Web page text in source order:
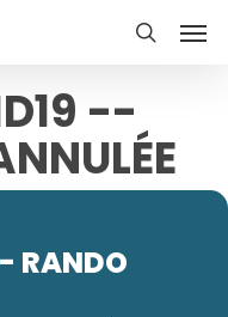
--
RANDO